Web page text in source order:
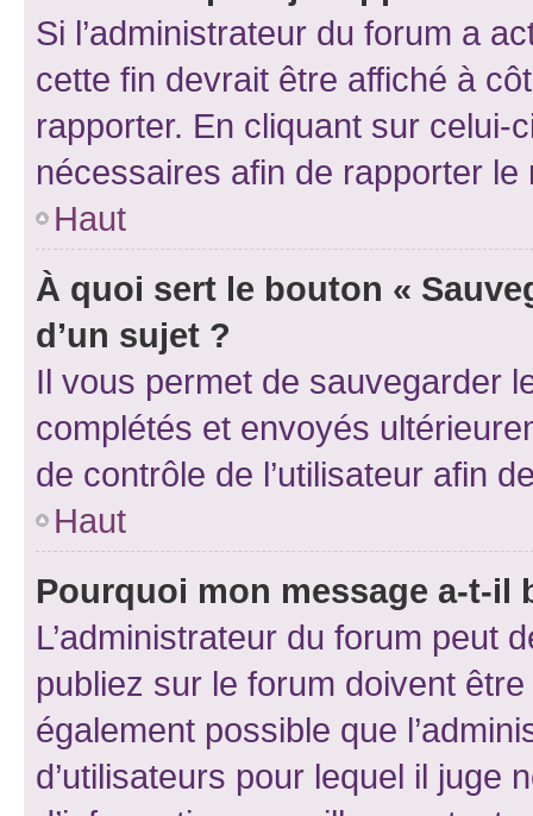
Si l’administrateur du forum a
cette fin devrait être affiché à
rapporter. En cliquant sur
nécessaires afin de rapporter le
Haut
À quoi sert le bouton «
d’un sujet ?
Il vous permet de sauvegarder
complétés et envoyés
de contrôle de l’utilisateur afin
Haut
Pourquoi mon message a-t-il
L’administrateur du forum peut
publiez sur le forum doivent
également possible que
d’utilisateurs pour lequel il juge